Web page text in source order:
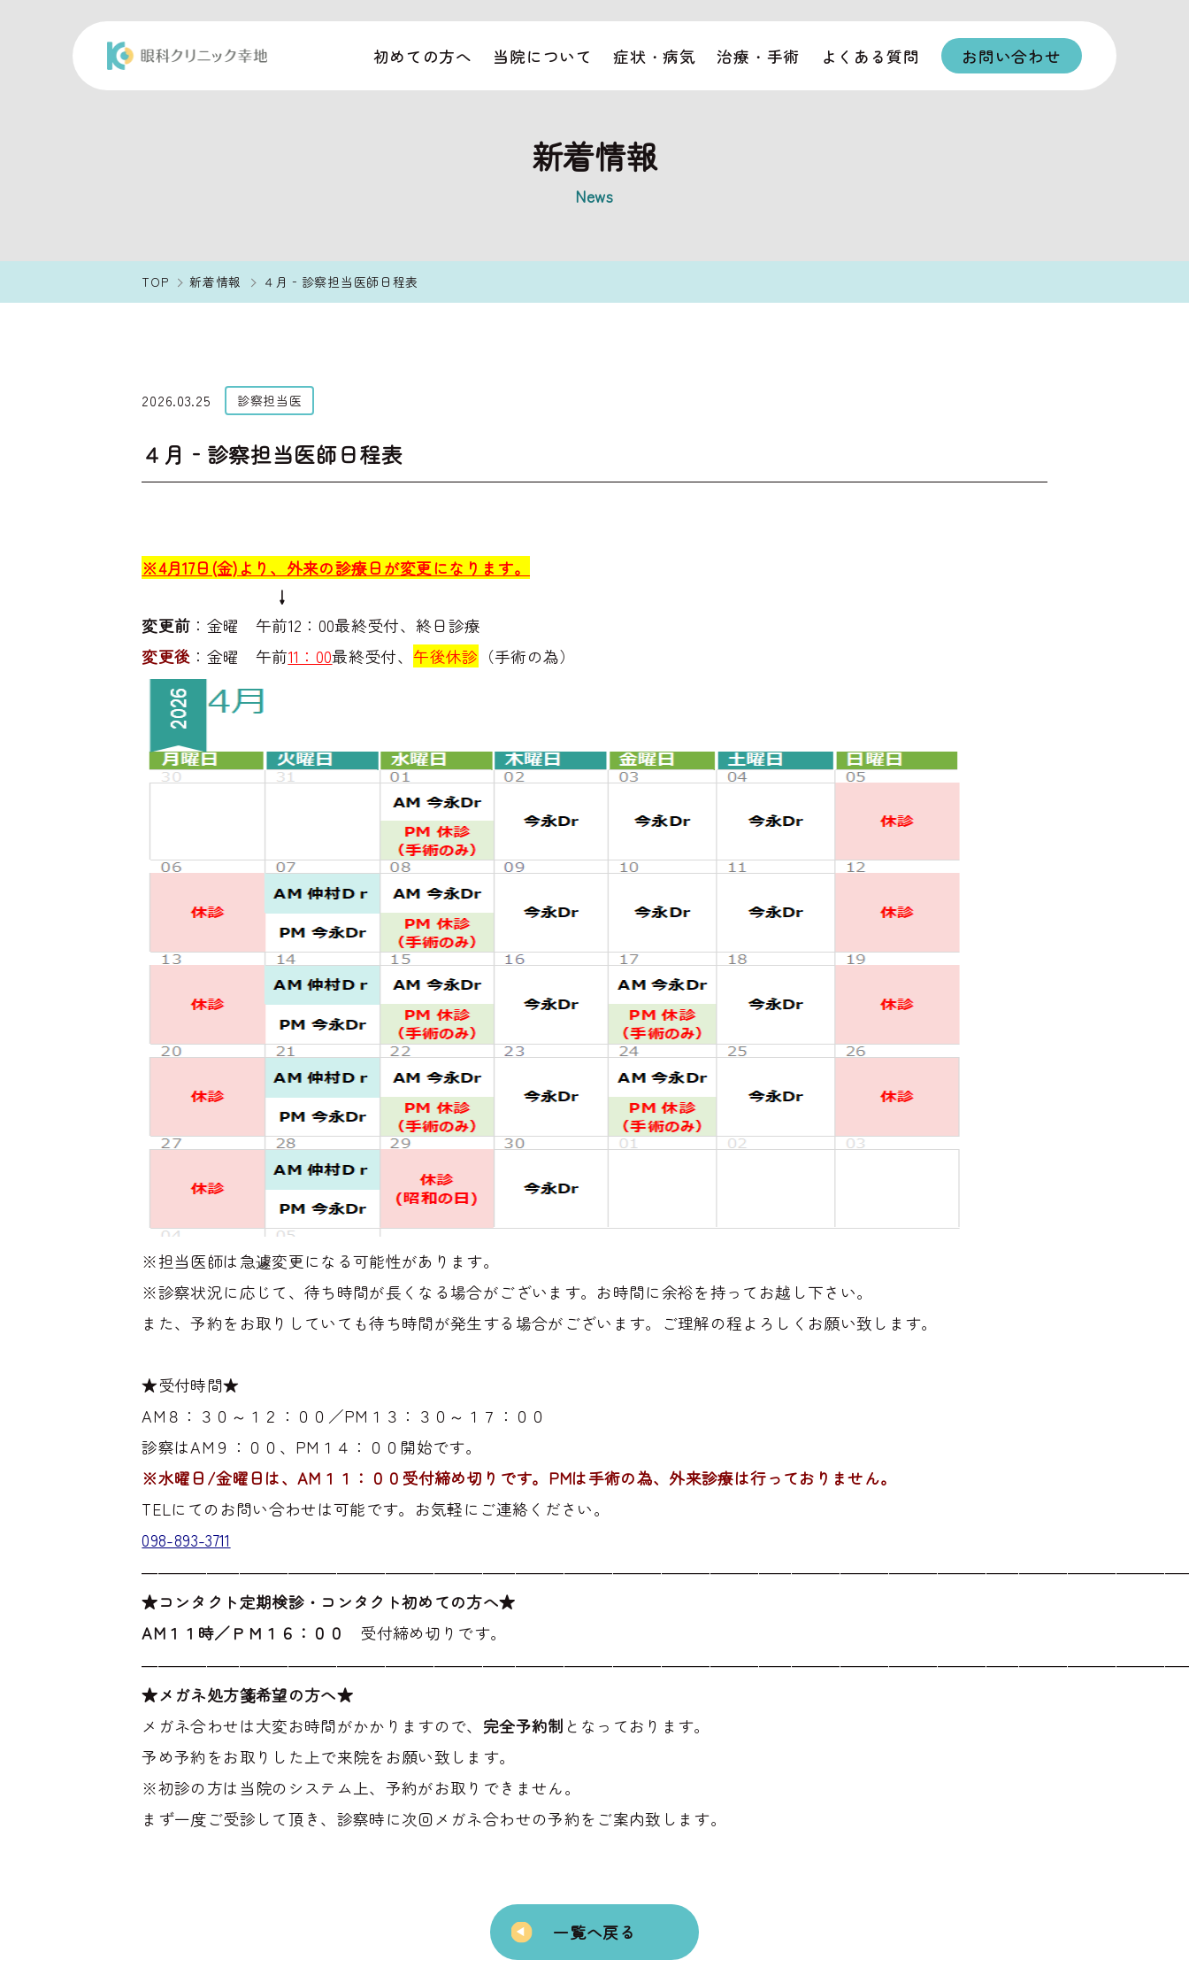
初めての方へ 当院について 症状・病気 治療・手術 よくある質問 お問い合わせ
新着情報
News
TOP 新着情報 ４月‐診察担当医師日程表
2026.03.25 診察担当医
４月‐診察担当医師日程表
※4月17日(金)より、外来の診療日が変更になります。
↓
変更前 ：金曜 午前12：00最終受付、終日診療
変更後 ：金曜 午前11：00最終受付、午後休診 （手術の為）
※担当医師は急遽変更になる可能性があります。
※診察状況に応じて、待ち時間が長くなる場合がございます。お時間に余裕を持ってお越し下さい。
また、予約をお取りしていても待ち時間が発生する場合がございます。ご理解の程よろしくお願い致します。
★受付時間★
AM８：３０～１２：００／PM１３：３０～１７：００
診察はAM９：００、PM１４：００開始です。
※水曜日/金曜日は、AM１１：００受付締め切りです。PMは手術の為、外来診療は行っておりません。
TELにてのお問い合わせは可能です。お気軽にご連絡ください。
098-893-3711
★コンタクト定期検診・コンタクト初めての方へ★
AM１１時／ＰＭ１６：００
受付締め切りです。
★メガネ処方箋希望の方へ★
メガネ合わせは大変お時間がかかりますので、 完全予約制 となっております。
予め予約をお取りした上で来院をお願い致します。
※初診の方は当院のシステム上、予約がお取りできません。
まず一度ご受診して頂き、診察時に次回メガネ合わせの予約をご案内致します。
一覧へ戻る